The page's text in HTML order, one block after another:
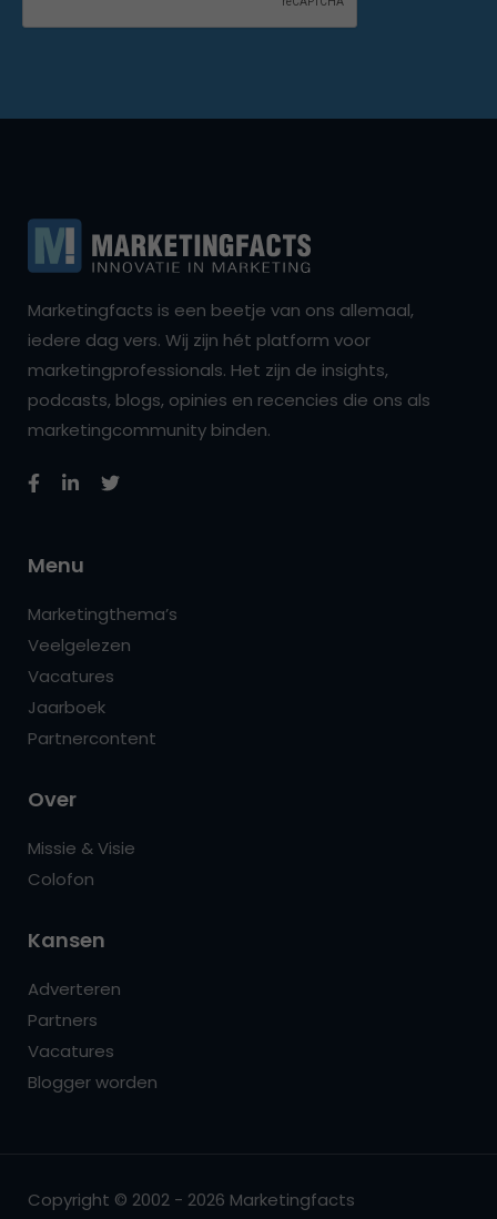
Marketingfacts is een beetje van ons allemaal,
iedere dag vers. Wij zijn hét platform voor
marketingprofessionals. Het zijn de insights,
podcasts, blogs, opinies en recencies die ons als
marketingcommunity binden.
Menu
Marketingthema’s
Veelgelezen
Vacatures
Jaarboek
Partnercontent
Over
Missie & Visie
Colofon
Kansen
Adverteren
Partners
Vacatures
Blogger worden
Copyright © 2002 - 2026 Marketingfacts